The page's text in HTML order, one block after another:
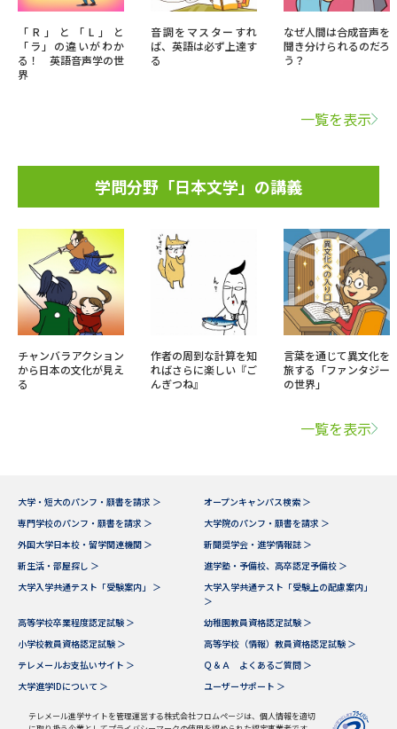
「R」と「L」と
「ラ」の違いがわか
る！ 英語音声学の世
界
音調をマスターすれ
ば、英語は必ず上達す
る
なぜ人間は合成音声を
聞き分けられるのだろ
う？
一覧を表示
学問分野「日本文学」の講義
チャンバラアクション
から日本の文化が見え
る
作者の周到な計算を知
ればさらに楽しい『ご
んぎつね』
言葉を通じて異文化を
旅する「ファンタジー
の世界」
一覧を表示
大学・短大のパンフ・願書を請求 ＞
オープンキャンパス検索 ＞
専門学校のパンフ・願書を請求 ＞
大学院のパンフ・願書を請求 ＞
外国大学日本校・留学関連機関 ＞
新聞奨学会・進学情報誌 ＞
新生活・部屋探し ＞
進学塾・予備校、高卒認定予備校 ＞
大学入学共通テスト「受験案内」 ＞
大学入学共通テスト「受験上の配慮案内」
＞
高等学校卒業程度認定試験 ＞
幼稚園教員資格認定試験 ＞
小学校教員資格認定試験 ＞
高等学校（情報）教員資格認定試験 ＞
テレメールお支払いサイト ＞
Ｑ＆Ａ よくあるご質問 ＞
大学進学IDについて ＞
ユーザーサポート ＞
テレメール進学サイトを管理運営する株式会社フロムページは、個人情報を適切